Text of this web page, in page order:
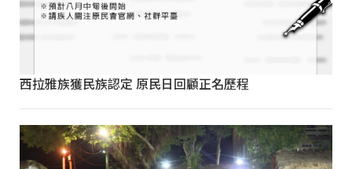
西拉雅族獲民族認定 原民日回顧正名歷程